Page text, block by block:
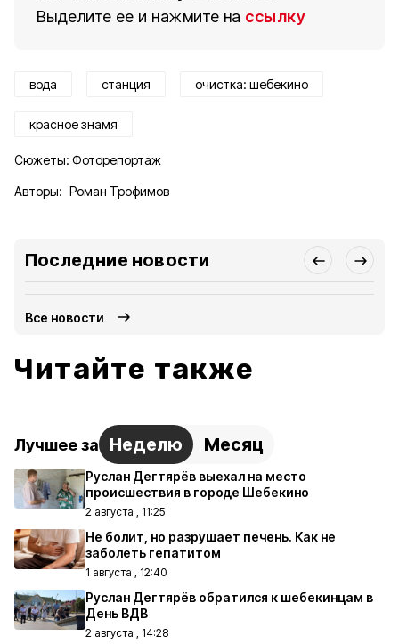
Выделите ее и нажмите на ссылку
вода станция очистка: шебекино
красное знамя
Сюжеты: Фоторепортаж
Авторы: Роман Трофимов
Последние новости
Все новости
Читайте также
Лучшее за Неделю Месяц
Руслан Дегтярёв выехал на место
происшествия в городе Шебекино
2 августа , 11:25
Не болит, но разрушает печень. Как не
заболеть гепатитом
1 августа , 12:40
Руслан Дегтярёв обратился к шебекинцам в
День ВДВ
2 августа , 14:28